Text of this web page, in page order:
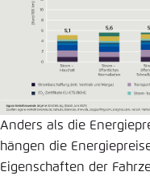
Anders als die
hängen die
Eigenschaften der